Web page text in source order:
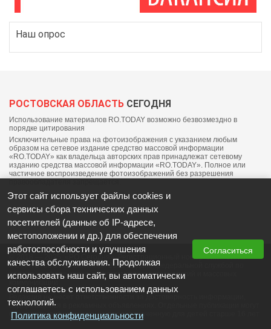
Наш опрос
РОСТОВСКАЯ ОБЛАСТЬ СЕГОДНЯ
Использование материалов RO.TODAY возможно безвозмездно в
порядке цитирования
Исключительные права на фотоизображения с указанием любым
образом на сетевое издание средство массовой информации
«RO.TODAY» как владельца авторских прав принадлежат сетевому
изданию средства массовой информации «RO.TODAY». Полное или
частичное воспроизведение фотоизображений без разрешения
© 2018 — 2025, «РО Сегодня». Регистрационный номер СМИ: ЭЛ №
ФС77-76703 от 06 сентября 2019 выдано федеральной службой по
надзору в сфере связи, информационных технологий и массовых
Редакция не несет ответственности за достоверность информации,
содержащейся в рекламных объявлениях. Отдельные публикации могут
содержать информацию, не предназначенную для детей старше 16 лет.
Этот сайт использует файлы cookies и
сервисы сбора технических данных
посетителей (данные об IP-адресе,
местоположении и др.) для обеспечения
работоспособности и улучшения
качества обслуживания. Продолжая
использовать наш сайт, вы автоматически
соглашаетесь с использованием данных
технологий.
Согласиться
Политика конфиденциальности